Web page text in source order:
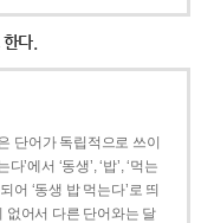
다.
단어가 독립적으로 쓰이
’에서 ‘동생’, ‘밥’, ‘먹는
어 ‘동생 밥 먹는다’로 띄
없어서 다른 단어와는 달